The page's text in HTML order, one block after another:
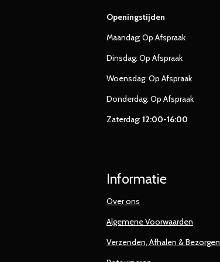
Openingstijden
Maandag; Op Afspraak
Dinsdag: Op Afspraak
Woensdag: Op Afspraak
Donderdag: Op Afspraak
Zaterdag: 12:00-16:00
Informatie
Over ons
Algemene Voorwaarden
Verzenden, Afhalen & Bezorgen